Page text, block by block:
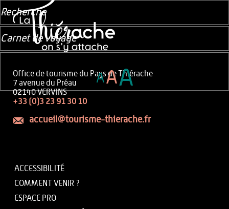
Office de tourisme du Pays de Thiérache
7 avenue du Préau
02140 VERVINS
+33 (0)3 23 91 30 10
accueil@tourisme-thierache.fr
ACCESSIBILITÉ
COMMENT VENIR ?
ESPACE PRO
Recherche
Carnet de voyage
AAA